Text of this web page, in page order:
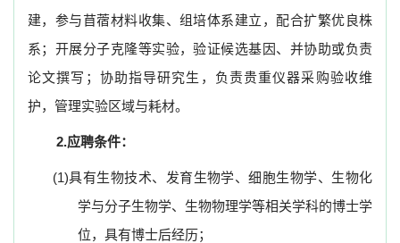
建，参与苜蓿材料收集、组培体系建立，配合扩繁优良株
系；开展分子克隆等实验，验证候选基因、并协助或负责
论文撰写；协助指导研究生，负责贵重仪器采购验收维
护，管理实验区域与耗材。
2.应聘条件：
(1)具有生物技术、发育生物学、细胞生物学、生物化
学与分子生物学、生物物理学等相关学科的博士学
位，具有博士后经历；